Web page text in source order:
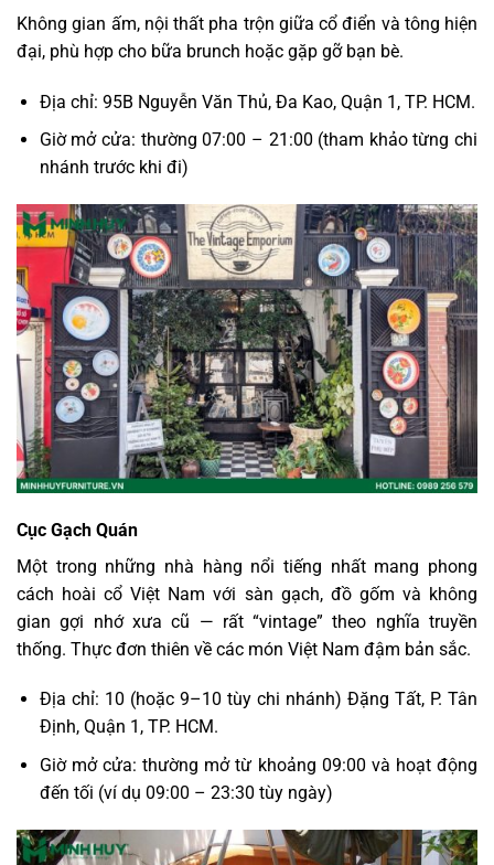
Không gian ấm, nội thất pha trộn giữa cổ điển và tông hiện
đại, phù hợp cho bữa brunch hoặc gặp gỡ bạn bè.
Địa chỉ: 95B Nguyễn Văn Thủ, Đa Kao, Quận 1, TP. HCM.
Giờ mở cửa: thường 07:00 – 21:00 (tham khảo từng chi
nhánh trước khi đi)
Cục Gạch Quán
Một trong những nhà hàng nổi tiếng nhất mang phong
cách hoài cổ Việt Nam với sàn gạch, đồ gốm và không
gian gợi nhớ xưa cũ — rất “vintage” theo nghĩa truyền
thống. Thực đơn thiên về các món Việt Nam đậm bản sắc.
Địa chỉ: 10 (hoặc 9–10 tùy chi nhánh) Đặng Tất, P. Tân
Định, Quận 1, TP. HCM.
Giờ mở cửa: thường mở từ khoảng 09:00 và hoạt động
đến tối (ví dụ 09:00 – 23:30 tùy ngày)